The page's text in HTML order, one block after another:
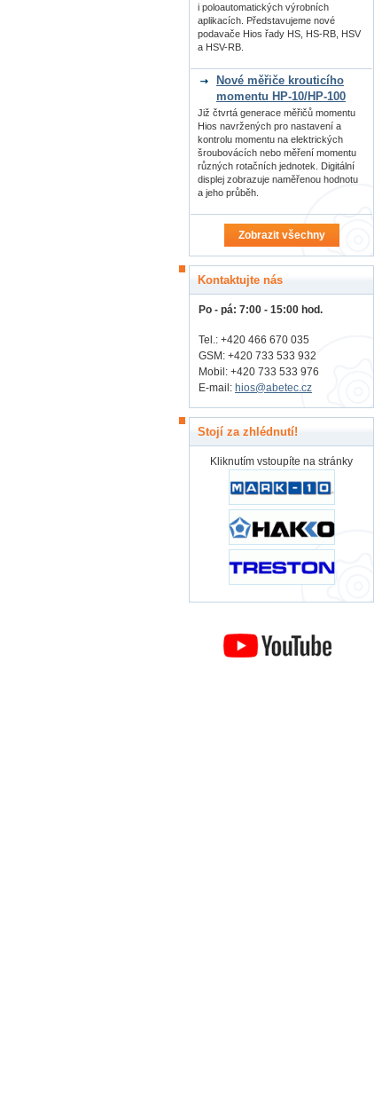
i poloautomatických výrobních
aplikacích. Představujeme nové
podavače Hios řady HS, HS-RB, HSV
a HSV-RB.
Nové měřiče krouticího
momentu HP-10/HP-100
Již čtvrtá generace měřičů momentu
Hios navržených pro nastavení a
kontrolu momentu na elektrických
šroubovácích nebo měření momentu
různých rotačních jednotek. Digitální
displej zobrazuje naměřenou hodnotu
a jeho průběh.
Zobrazit všechny
Kontaktujte nás
Po - pá: 7:00 - 15:00 hod.
Tel.: +420 466 670 035
GSM: +420 733 533 932
Mobil: +420 733 533 976
E-mail: hios@abetec.cz
Stojí za zhlédnutí!
Kliknutím vstoupíte na stránky